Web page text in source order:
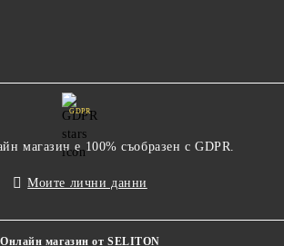
GDPR
магазин е 100% съобразен с GDPR.
Моите лични данни
Онлайн магазин от SELITON